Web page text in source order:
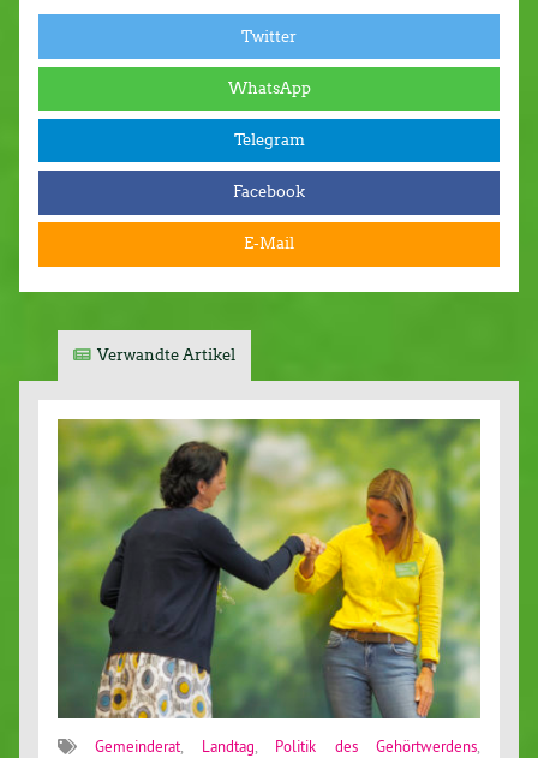
Twitter
WhatsApp
Telegram
Facebook
E-Mail
Verwandte Artikel
Gemeinderat, Landtag, Politik des Gehörtwerdens,